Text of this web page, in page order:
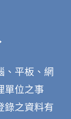
、平板、網
單位之事
錄之資料有